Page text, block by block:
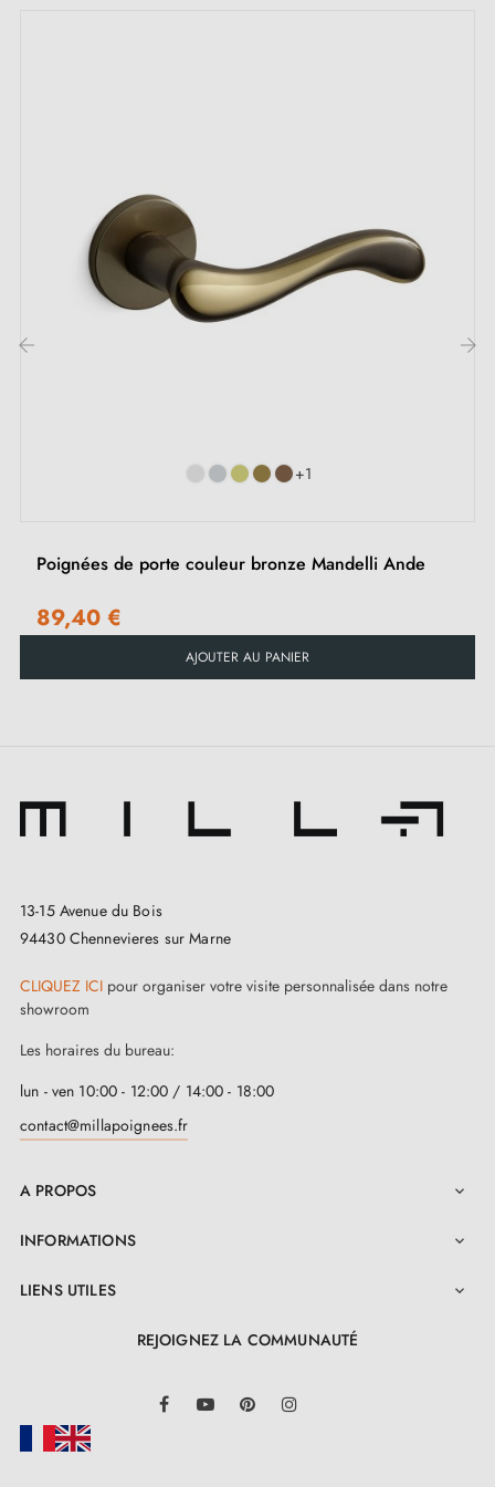
Adaptateurs de montage
Deux tiges carrées : 7x7 mm pour la France, 8x8 mm
Instruction de montage en Français
+1
Poignées de porte couleur bronze Mandelli Ande
89,40 €
AJOUTER AU PANIER
13-15 Avenue du Bois
94430 Chennevieres sur Marne
CLIQUEZ ICI pour organiser votre visite personnalisée dans notre
showroom
Les horaires du bureau:
lun - ven 10:00 - 12:00 / 14:00 - 18:00
contact@millapoignees.fr
A PROPOS 
INFORMATIONS 
LIENS UTILES 
REJOIGNEZ LA COMMUNAUTÉ
FacebookYouTube Pinterest